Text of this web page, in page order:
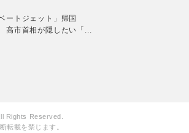
トジェット」帰国
高市首相が隠したい「...
Rights Reserved.
転載を禁じます。